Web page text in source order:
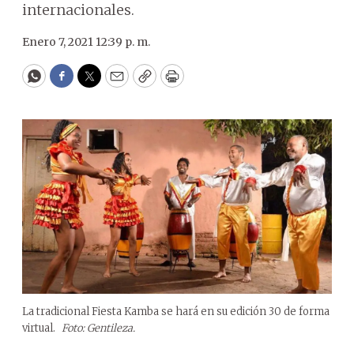
internacionales.
Enero 7, 2021 12:39 p. m.
WhatsApp
Facebook
Twitter
EmailCopyPrint
La tradicional Fiesta Kamba se hará en su edición 30 de forma
virtual. Foto: Gentileza.